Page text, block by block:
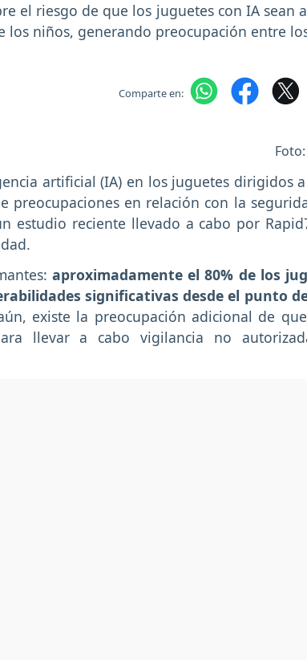
el riesgo de que los juguetes con IA
los niños, generando preocupación entre
Comparte en:
artificial (IA) en los juguetes dirigidos
preocupaciones en relación con la
estudio reciente llevado a cabo por
aproximadamente el 80% de los
significativas desde el punto
existe la preocupación adicional de
llevar a cabo vigilancia no